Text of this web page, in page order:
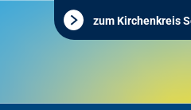
zum Kirchenkreis